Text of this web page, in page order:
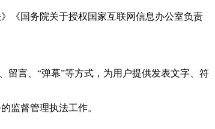
《国务院关于授权国家互联网信息办公室负责
留言、“弹幕”等方式，为用户提供发表文字、符
监督管理执法工作。